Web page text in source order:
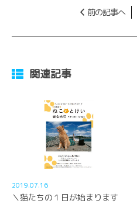
前の記事へ
関連記事
2019.07.16
＼猫たちの１日が始まります